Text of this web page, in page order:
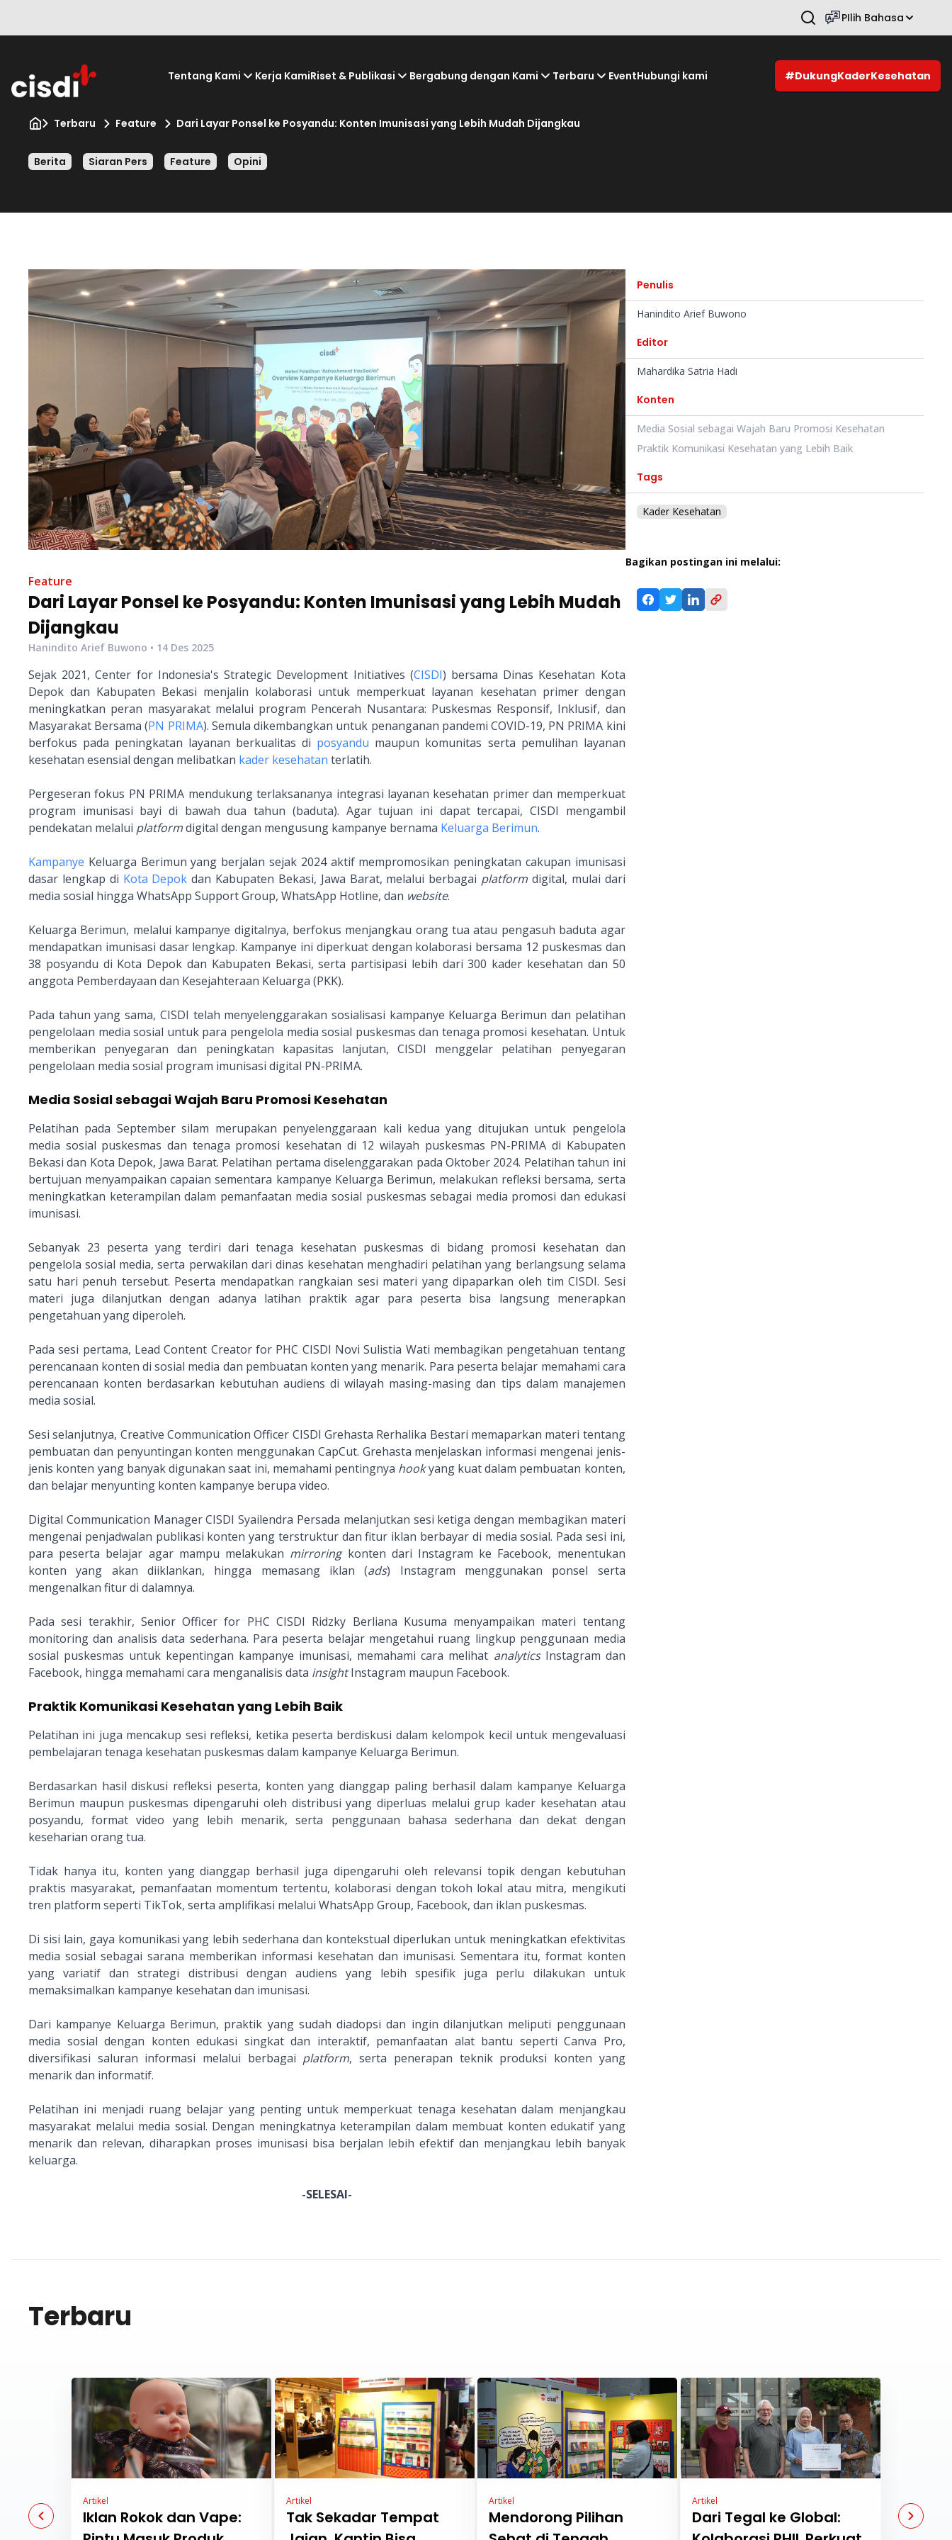
Tekan Enter untuk mencari.
PIlih Bahasa
Tentang Kami Kerja KamiRiset & Publikasi Bergabung dengan Kami Terbaru EventHubungi kami #DukungKaderKesehatan
Terbaru Feature Dari Layar Ponsel ke Posyandu: Konten Imunisasi yang Lebih Mudah Dijangkau
Berita Siaran Pers Feature Opini
Feature
Dari Layar Ponsel ke Posyandu: Konten Imunisasi yang Lebih Mudah
Dijangkau
Hanindito Arief Buwono • 14 Des 2025
Sejak 2021, Center for Indonesia's Strategic Development Initiatives (CISDI) bersama Dinas Kesehatan Kota
Depok dan Kabupaten Bekasi menjalin kolaborasi untuk memperkuat layanan kesehatan primer dengan
meningkatkan peran masyarakat melalui program Pencerah Nusantara: Puskesmas Responsif, Inklusif, dan
Masyarakat Bersama (PN PRIMA). Semula dikembangkan untuk penanganan pandemi COVID-19, PN PRIMA kini
berfokus pada peningkatan layanan berkualitas di posyandu maupun komunitas serta pemulihan layanan
kesehatan esensial dengan melibatkan kader kesehatan terlatih.
Pergeseran fokus PN PRIMA mendukung terlaksananya integrasi layanan kesehatan primer dan memperkuat
program imunisasi bayi di bawah dua tahun (baduta). Agar tujuan ini dapat tercapai, CISDI mengambil
pendekatan melalui platformdigital dengan mengusung kampanye bernama Keluarga Berimun.
Kampanye Keluarga Berimun yang berjalan sejak 2024 aktif mempromosikan peningkatan cakupan imunisasi
dasar lengkap di Kota Depok dan Kabupaten Bekasi, Jawa Barat, melalui berbagai platform digital, mulai dari
media sosial hingga WhatsApp Support Group, WhatsApp Hotline, dan website.
Keluarga Berimun, melalui kampanye digitalnya, berfokus menjangkau orang tua atau pengasuh baduta agar
mendapatkan imunisasi dasar lengkap. Kampanye ini diperkuat dengan kolaborasi bersama 12 puskesmas dan
38 posyandu di Kota Depok dan Kabupaten Bekasi, serta partisipasi lebih dari 300 kader kesehatan dan 50
anggota Pemberdayaan dan Kesejahteraan Keluarga (PKK).
Pada tahun yang sama, CISDI telah menyelenggarakan sosialisasi kampanye Keluarga Berimun dan pelatihan
pengelolaan media sosial untuk para pengelola media sosial puskesmas dan tenaga promosi kesehatan. Untuk
memberikan penyegaran dan peningkatan kapasitas lanjutan, CISDI menggelar pelatihan penyegaran
pengelolaan media sosial program imunisasi digital PN-PRIMA.
Media Sosial sebagai Wajah Baru Promosi Kesehatan
Pelatihan pada September silam merupakan penyelenggaraan kali kedua yang ditujukan untuk pengelola
media sosial puskesmas dan tenaga promosi kesehatan di 12 wilayah puskesmas PN-PRIMA di Kabupaten
Bekasi dan Kota Depok, Jawa Barat. Pelatihan pertama diselenggarakan pada Oktober 2024. Pelatihan tahun ini
bertujuan menyampaikan capaian sementara kampanye Keluarga Berimun, melakukan refleksi bersama, serta
meningkatkan keterampilan dalam pemanfaatan media sosial puskesmas sebagai media promosi dan edukasi
imunisasi.
Sebanyak 23 peserta yang terdiri dari tenaga kesehatan puskesmas di bidang promosi kesehatan dan
pengelola sosial media, serta perwakilan dari dinas kesehatan menghadiri pelatihan yang berlangsung selama
satu hari penuh tersebut. Peserta mendapatkan rangkaian sesi materi yang dipaparkan oleh tim CISDI. Sesi
materi juga dilanjutkan dengan adanya latihan praktik agar para peserta bisa langsung menerapkan
pengetahuan yang diperoleh.
Pada sesi pertama, Lead Content Creator for PHC CISDI Novi Sulistia Wati membagikan pengetahuan tentang
perencanaan konten di sosial media dan pembuatan konten yang menarik. Para peserta belajar memahami cara
perencanaan konten berdasarkan kebutuhan audiens di wilayah masing-masing dan tips dalam manajemen
media sosial.
Sesi selanjutnya, Creative Communication Officer CISDI Grehasta Rerhalika Bestari memaparkan materi tentang
pembuatan dan penyuntingan konten menggunakan CapCut. Grehasta menjelaskan informasi mengenai jenis-
jenis konten yang banyak digunakan saat ini, memahami pentingnya hookyang kuat dalam pembuatan konten,
dan belajar menyunting konten kampanye berupa video.
Digital Communication Manager CISDI Syailendra Persada melanjutkan sesi ketiga dengan membagikan materi
mengenai penjadwalan publikasi konten yang terstruktur dan fitur iklan berbayar di media sosial. Pada sesi ini,
para peserta belajar agar mampu melakukan mirroringkonten dari Instagram ke Facebook, menentukan
konten yang akan diiklankan, hingga memasang iklan (ads) Instagram menggunakan ponsel serta
mengenalkan fitur di dalamnya.
Pada sesi terakhir, Senior Officer for PHC CISDI Ridzky Berliana Kusuma menyampaikan materi tentang
monitoring dan analisis data sederhana. Para peserta belajar mengetahui ruang lingkup penggunaan media
sosial puskesmas untuk kepentingan kampanye imunisasi, memahami cara melihat analyticsInstagram dan
Facebook, hingga memahami cara menganalisis data insightInstagram maupun Facebook.
Praktik Komunikasi Kesehatan yang Lebih Baik
Pelatihan ini juga mencakup sesi refleksi, ketika peserta berdiskusi dalam kelompok kecil untuk mengevaluasi
pembelajaran tenaga kesehatan puskesmas dalam kampanye Keluarga Berimun.
Berdasarkan hasil diskusi refleksi peserta, konten yang dianggap paling berhasil dalam kampanye Keluarga
Berimun maupun puskesmas dipengaruhi oleh distribusi yang diperluas melalui grup kader kesehatan atau
posyandu, format video yang lebih menarik, serta penggunaan bahasa sederhana dan dekat dengan
keseharian orang tua.
Tidak hanya itu, konten yang dianggap berhasil juga dipengaruhi oleh relevansi topik dengan kebutuhan
praktis masyarakat, pemanfaatan momentum tertentu, kolaborasi dengan tokoh lokal atau mitra, mengikuti
tren platform seperti TikTok, serta amplifikasi melalui WhatsApp Group, Facebook, dan iklan puskesmas.
Di sisi lain, gaya komunikasi yang lebih sederhana dan kontekstual diperlukan untuk meningkatkan efektivitas
media sosial sebagai sarana memberikan informasi kesehatan dan imunisasi. Sementara itu, format konten
yang variatif dan strategi distribusi dengan audiens yang lebih spesifik juga perlu dilakukan untuk
memaksimalkan kampanye kesehatan dan imunisasi.
Dari kampanye Keluarga Berimun, praktik yang sudah diadopsi dan ingin dilanjutkan meliputi penggunaan
media sosial dengan konten edukasi singkat dan interaktif, pemanfaatan alat bantu seperti Canva Pro,
diversifikasi saluran informasi melalui berbagai platform, serta penerapan teknik produksi konten yang
menarik dan informatif.
Pelatihan ini menjadi ruang belajar yang penting untuk memperkuat tenaga kesehatan dalam menjangkau
masyarakat melalui media sosial. Dengan meningkatnya keterampilan dalam membuat konten edukatif yang
menarik dan relevan, diharapkan proses imunisasi bisa berjalan lebih efektif dan menjangkau lebih banyak
keluarga.
-SELESAI-
Penulis
Hanindito Arief Buwono
Editor
Mahardika Satria Hadi
Konten
Media Sosial sebagai Wajah Baru Promosi Kesehatan
Praktik Komunikasi Kesehatan yang Lebih Baik
Tags
Kader Kesehatan
Bagikan postingan ini melalui:
Terbaru
Artikel
Iklan Rokok dan Vape:
Artikel
Tak Sekadar Tempat
Artikel
Mendorong Pilihan
Artikel
Dari Tegal ke Global: